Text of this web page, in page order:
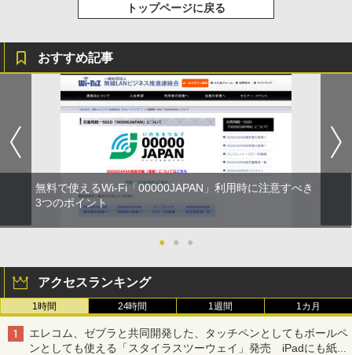
トップページに戻る
おすすめ記事
無料で使えるWi-Fi「00000JAPAN」利用時に注意すべき
3つのポイント
● ● ●
アクセスランキング
1時間 24時間 1週間 1カ月
エレコム、ゼブラと共同開発した、タッチペンとしてもボールペ
ンとしても使える「スタイラスツーウェイ」発売 iPadにも紙に